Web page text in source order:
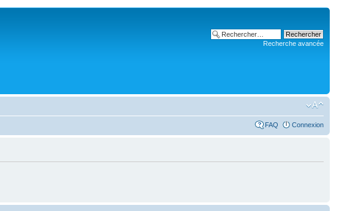
Recherche avancée
FAQ Connexion